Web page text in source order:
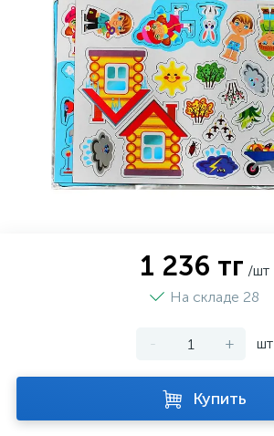
1 236 тг /шт
На складе 28
- + шт
Купить